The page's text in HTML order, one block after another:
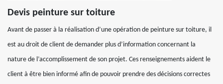
Devis peinture sur toiture
Avant de passer à la réalisation d’une opération de peinture sur toiture, il
est au droit de client de demander plus d’information concernant la
nature de l’accomplissement de son projet. Ces renseignements aident le
client à être bien informé afin de pouvoir prendre des décisions correctes